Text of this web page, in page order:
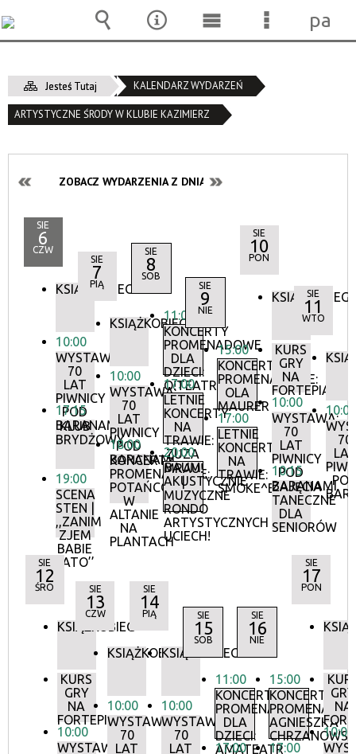
Jesteś Tutaj KALENDARZ WYDARZEŃ
ARTYSTYCZNE ŚRODY W KLUBIE KAZIMIERZ
ZOBACZ WYDARZENIA Z DNIA:
SIE
6
CZW
KSIĄŻKOBIEG
10:00
WYSTAWA:
70
LAT
PIWNICY
POD
BARANAMI
17:15
KLUB
BRYDŻOWY
19:00
SCENA
STEN |
,,ZANIM
ZJEM
BABIE
LATO’’
SIE
7
PIĄ
KSIĄŻKOBIEG
10:00
WYSTAWA:
70
LAT
PIWNICY
POD
BARANAMI
18:00
KONCERTY
PROMENADOWE:
POTAŃCÓWKA
W
ALTANIE
NA
PLANTACH
SIE
8
SOB
11:00
KONCERTY
PROMENADOWE
DLA
DZIECI:
O!TEATR
17:00
LETNIE
KONCERTY
NA
TRAWIE:
ZUZA
BAUM
AKUSTYCZNIE
20:00
MRAU!
|
MUZYCZNE
RONDO
ARTYSTYCZNYCH
UCIECH!
SIE
9
NIE
15:00
KONCERTY
PROMENADOWE:
OLA
MAURER
17:00
LETNIE
KONCERTY
NA
TRAWIE:
SMOKE^BLUES
SIE
10
PON
KSIĄŻKOBIEG
KURS
GRY
NA
FORTEPIANIE
10:00
WYSTAWA:
70
LAT
PIWNICY
POD
BARANAMI
10:15
ZAJĘCIA
TANECZNE
DLA
SENIORÓW
SIE
11
WTO
10:00
70
LAT
SIE
12
ŚRO
KSIĄŻKOBIEG
KURS
GRY
NA
FORTEPIANIE
10:00
WYSTAWA:
SIE
13
CZW
KSIĄŻKOBIEG
10:00
WYSTAWA:
70
LAT
SIE
14
PIĄ
KSIĄŻKOBIEG
10:00
WYSTAWA:
70
LAT
SIE
15
SOB
11:00
KONCERTY
PROMENADOWE
DLA
DZIECI:
AMATEATR
17:00
SIE
16
NIE
15:00
KONCERTY
AGNIESZKA
17:00
SIE
17
PON
GRY
NA
10:00
Wyszukiwarka
Narzędzia
MenuMenu